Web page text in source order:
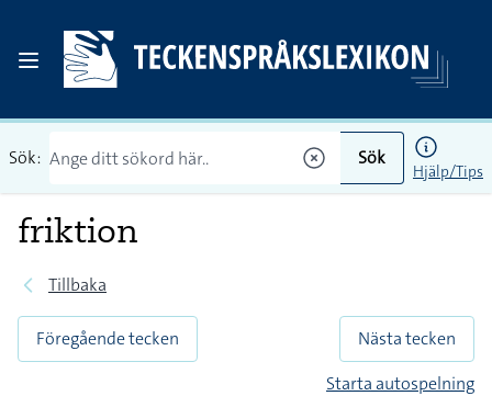
Sök: Sök
Hjälp/Tips
friktion
Tillbaka
Föregående tecken
Nästa tecken
Starta autospelning